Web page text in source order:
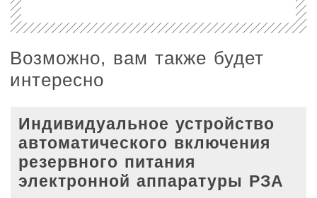
Возможно, вам также будет
интересно
Индивидуальное устройство
автоматического включения
резервного питания
электронной аппаратуры РЗА